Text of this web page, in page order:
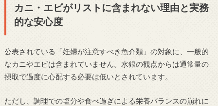
カニ・エビがリストに含まれない理由と実務
的な安心度
公表されている「妊婦が注意すべき魚介類」の対象に、一般的
なカニやエビは含まれていません。水銀の観点からは通常量の
摂取で過度に心配する必要は低いとされています。
ただし、調理での塩分や食べ過ぎによる栄養バランスの崩れに